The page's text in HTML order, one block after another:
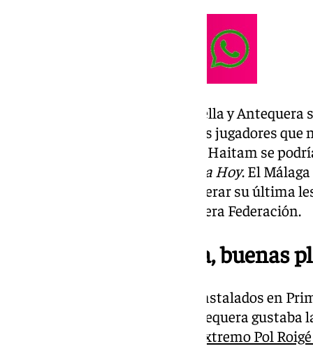
En la categoría de bronce Marbella y
en Martiricos para ‘foguear’ a los jugadores
podría no ser el único, pues con Haitam se
Málaga Hoy. El
recuperar sensaciones tras superar su última
) y el destino sería Primera Federación.
Antequera y Marbella, buenas
Los dos clubes de la provincia instalados en
en el extremo marroquí. En Antequera gustaba
la llegada del extremo Pol